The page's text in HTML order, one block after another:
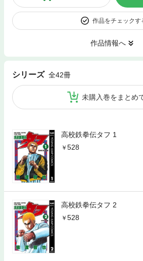
作品をチェックす
作品情報へ
シリーズ 全42冊
未購入巻をまとめ
高校鉄拳伝タフ 1
528
高校鉄拳伝タフ 2
528